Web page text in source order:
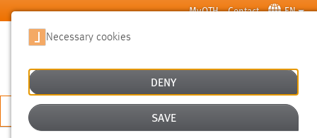
Skip to main content MyOTH Contact EN
APPLY NOW
Necessary cookies
DENY
SAVE